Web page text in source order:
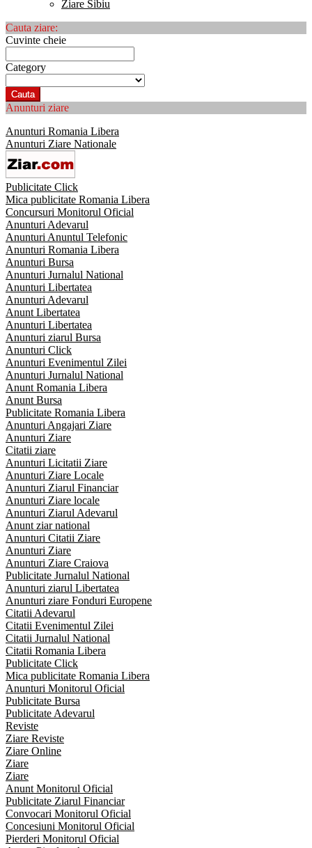
Ziare Sibiu
Cauta ziare:
Cuvinte cheie
Category
Cauta
Anunturi ziare
Anunturi Romania Libera
Anunturi Ziare Nationale
Publicitate Click
Mica publicitate Romania Libera
Concursuri Monitorul Oficial
Anunturi Adevarul
Anunturi Anuntul Telefonic
Anunturi Romania Libera
Anunturi Bursa
Anunturi Jurnalul National
Anunturi Libertatea
Anunturi Adevarul
Anunt Libertatea
Anunturi Libertatea
Anunturi ziarul Bursa
Anunturi Click
Anunturi Evenimentul Zilei
Anunturi Jurnalul National
Anunt Romania Libera
Anunt Bursa
Publicitate Romania Libera
Anunturi Angajari Ziare
Anunturi Ziare
Citatii ziare
Anunturi Licitatii Ziare
Anunturi Ziare Locale
Anunturi Ziarul Financiar
Anunturi Ziare locale
Anunturi Ziarul Adevarul
Anunt ziar national
Anunturi Citatii Ziare
Anunturi Ziare
Anunturi Ziare Craiova
Publicitate Jurnalul National
Anunturi ziarul Libertatea
Anunturi ziare Fonduri Europene
Citatii Adevarul
Citatii Evenimentul Zilei
Citatii Jurnalul National
Citatii Romania Libera
Publicitate Click
Mica publicitate Romania Libera
Anunturi Monitorul Oficial
Publicitate Bursa
Publicitate Adevarul
Reviste
Ziare Reviste
Ziare Online
Ziare
Ziare
Anunt Monitorul Oficial
Publicitate Ziarul Financiar
Convocari Monitorul Oficial
Concesiuni Monitorul Oficial
Pierderi Monitorul Oficial